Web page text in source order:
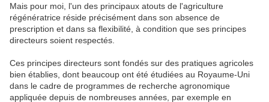
Mais pour moi, l'un des principaux atouts de l'agriculture
régénératrice réside précisément dans son absence de
prescription et dans sa flexibilité, à condition que ses principes
directeurs soient respectés.
Ces principes directeurs sont fondés sur des pratiques agricoles
bien établies, dont beaucoup ont été étudiées au Royaume-Uni
dans le cadre de programmes de recherche agronomique
appliquée depuis de nombreuses années, par exemple en